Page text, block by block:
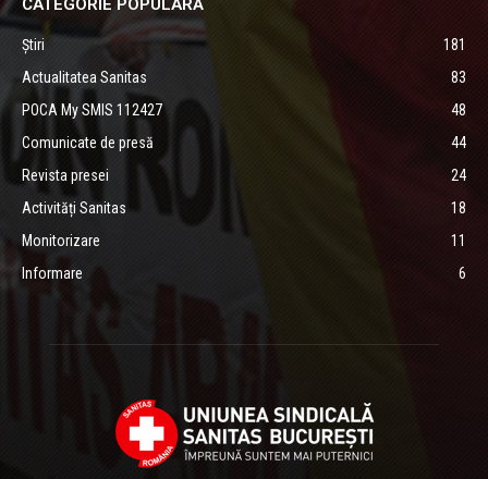
CATEGORIE POPULARĂ
Știri
181
Actualitatea Sanitas
83
POCA My SMIS 112427
48
Comunicate de presă
44
Revista presei
24
Activități Sanitas
18
Monitorizare
11
Informare
6